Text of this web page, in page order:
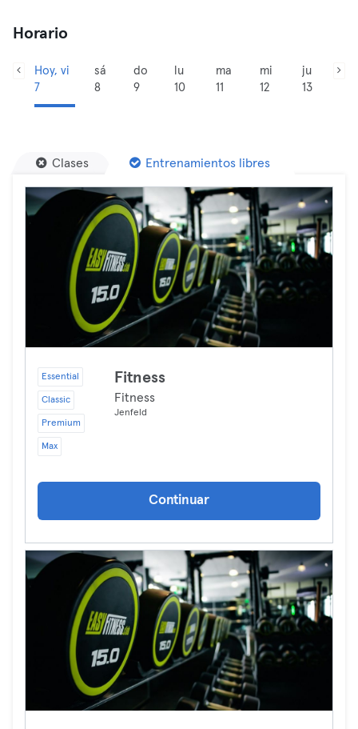
Horario
Hoy, vi
7
sá
8
do
9
lu
10
ma
11
mi
12
ju
13
Clases Entrenamientos libres
Essential
Classic
Premium
Max
Fitness
Fitness
Jenfeld
Continuar